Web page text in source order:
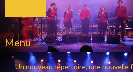
Menu
Un nouveau répertoire, une nouvelle